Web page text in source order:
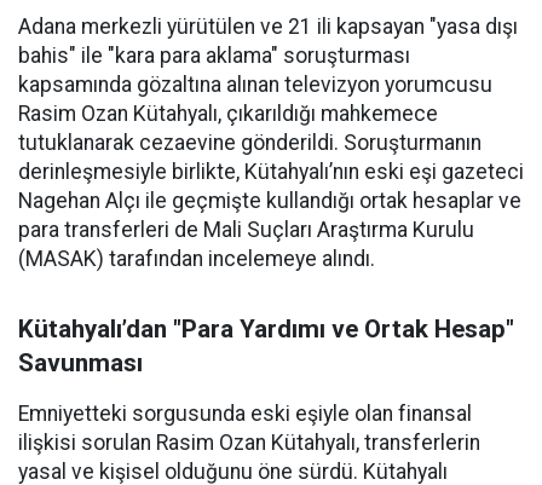
Adana merkezli yürütülen ve 21 ili kapsayan "yasa dışı
bahis" ile "kara para aklama" soruşturması
kapsamında gözaltına alınan televizyon yorumcusu
Rasim Ozan Kütahyalı, çıkarıldığı mahkemece
tutuklanarak cezaevine gönderildi. Soruşturmanın
derinleşmesiyle birlikte, Kütahyalı’nın eski eşi gazeteci
Nagehan Alçı ile geçmişte kullandığı ortak hesaplar ve
para transferleri de Mali Suçları Araştırma Kurulu
(MASAK) tarafından incelemeye alındı.
Kütahyalı’dan "Para Yardımı ve Ortak Hesap"
Savunması
Emniyetteki sorgusunda eski eşiyle olan finansal
ilişkisi sorulan Rasim Ozan Kütahyalı, transferlerin
yasal ve kişisel olduğunu öne sürdü. Kütahyalı